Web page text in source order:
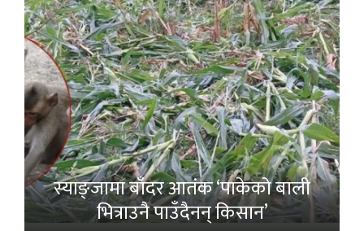
स्याङ्जामा बाँदर आतंक ‘पाकेको बाली
भित्राउनै पाउँदैनन् किसान’